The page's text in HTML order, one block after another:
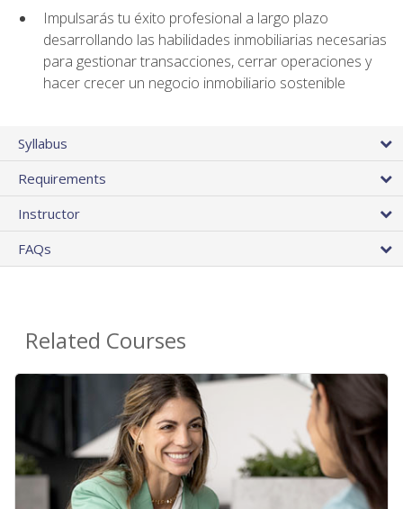
Impulsarás tu éxito profesional a largo plazo
desarrollando las habilidades inmobiliarias necesarias
para gestionar transacciones, cerrar operaciones y
hacer crecer un negocio inmobiliario sostenible
Syllabus
Requirements
Instructor
FAQs
Related Courses